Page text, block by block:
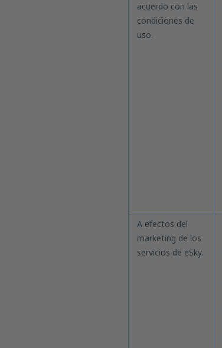
acuerdo con las
condiciones de
uso.
A efectos del
marketing de los
servicios de eSky.